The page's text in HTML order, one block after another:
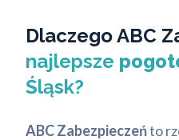
Dlaczego ABC
najlepsze
Śląsk?
ABC Zabezpieczeńto